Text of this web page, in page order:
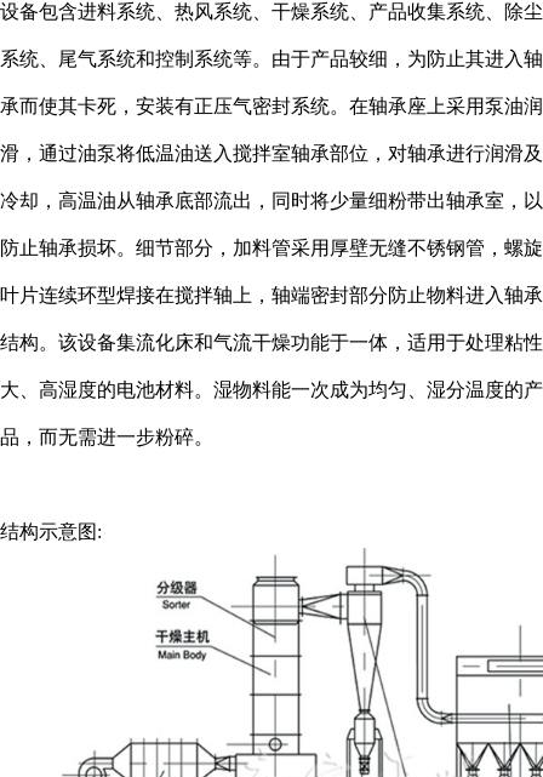
设备包含进料系统、热风系统、干燥系统、产品收集系统、除尘
系统、尾气系统和控制系统等。由于产品较细，为防止其进入轴
承而使其卡死，安装有正压气密封系统。在轴承座上采用泵油润
滑，通过油泵将低温油送入搅拌室轴承部位，对轴承进行润滑及
冷却，高温油从轴承底部流出，同时将少量细粉带出轴承室，以
防止轴承损坏。细节部分，加料管采用厚壁无缝不锈钢管，螺旋
叶片连续环型焊接在搅拌轴上，轴端密封部分防止物料进入轴承
结构。该设备集流化床和气流干燥功能于一体，适用于处理粘性
大、高湿度的电池材料。湿物料能一次成为均匀、湿分温度的产
品，而无需进一步粉碎。
结构示意图: